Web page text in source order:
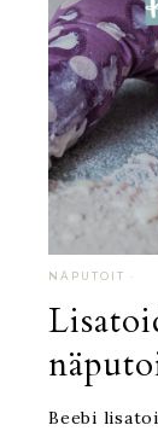
NÄPUTOIT ·
Beebi